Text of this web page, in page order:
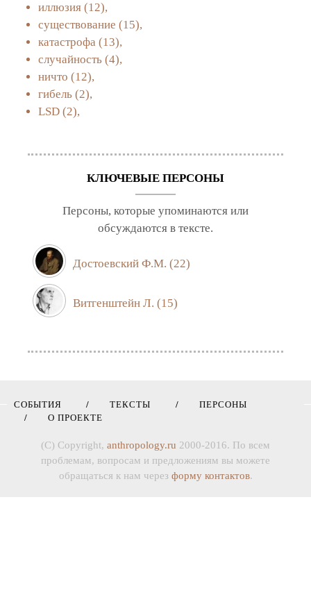
иллюзия (12),
существование (15),
катастрофа (13),
случайность (4),
ничто (12),
гибель (2),
LSD (2),
КЛЮЧЕВЫЕ ПЕРСОНЫ
Персоны, которые упоминаются или
обсуждаются в тексте.
Достоевский Ф.М. (22)
Витгенштейн Л. (15)
СОБЫТИЯ ТЕКСТЫ
ПЕРСОНЫ
О ПРОЕКТЕ
(C) Copyright, anthropology.ru 2000-2016. По всем
проблемам, вопросам и предложениям вы можете
обращаться к нам через форму контактов.